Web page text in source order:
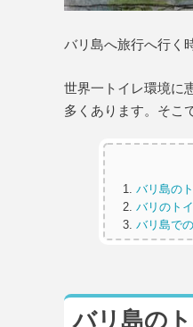
バリ島へ旅行へ行く
世界一トイレ環境に
多くあります。そこ
バリ島の
バリのト
バリ島で
バリ島の